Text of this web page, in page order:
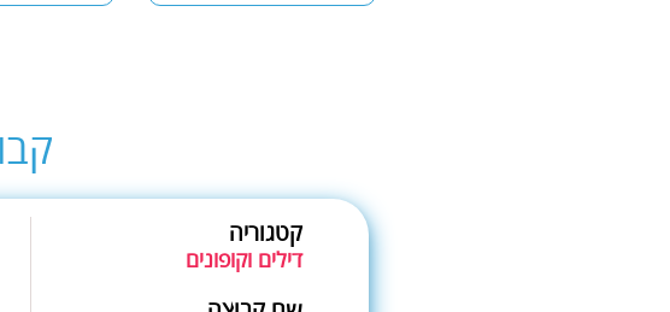
קטגוריה
דילים וקופונים